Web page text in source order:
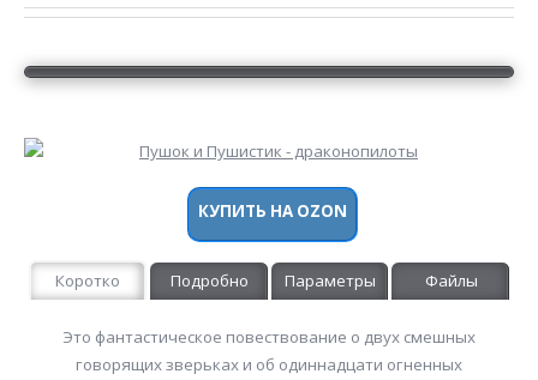
КУПИТЬ НА OZON
Коротко Подробно Параметры Файлы
Это фантастическое повествование о двух смешных
говорящих зверьках и об одиннадцати огненных